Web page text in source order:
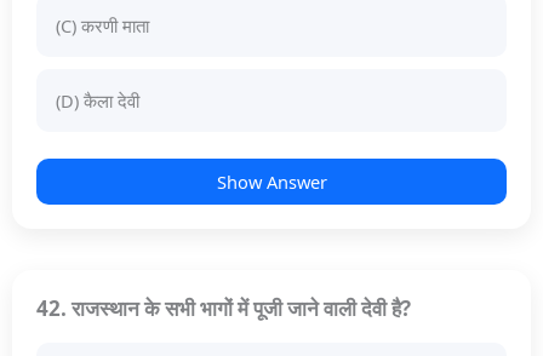
(C) करणी माता
(D) कैला देवी
Show Answer
42. राजस्थान के सभी भागों में पूजी जाने वाली देवी है?